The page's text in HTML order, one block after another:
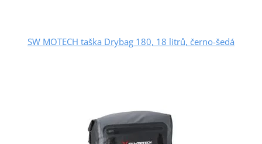
SW MOTECH taška Drybag 180, 18 litrů, černo-šedá